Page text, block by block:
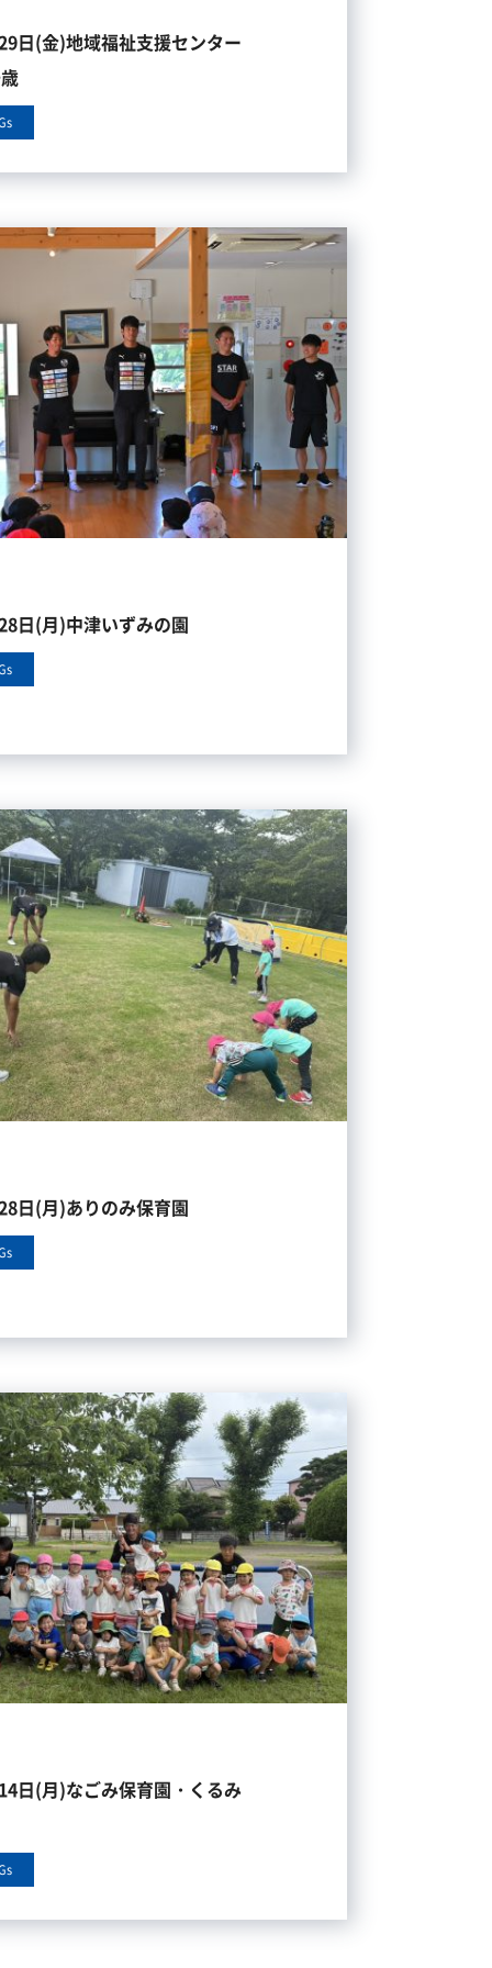
日(金)地域福祉支援センター
日(月)中津いずみの園
日(月)ありのみ保育園
日(月)なごみ保育園・くるみ